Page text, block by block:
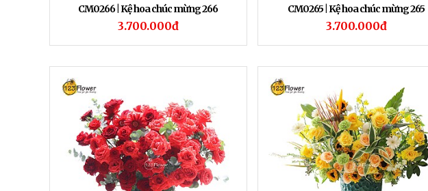
CM0266 | Kệ hoa chúc mừng 266
3.700.000đ
CM0265 | Kệ hoa chúc mừng 265
3.700.000đ